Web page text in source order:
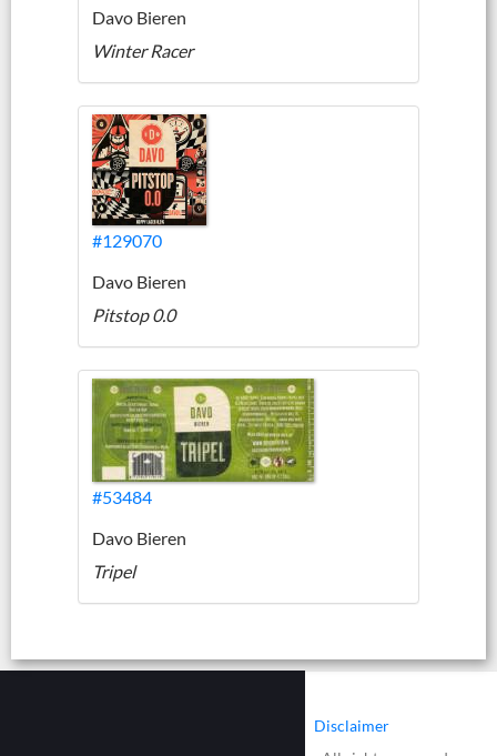
Davo Bieren
Winter Racer
#129070
Davo Bieren
Pitstop 0.0
#53484
Davo Bieren
Tripel
Disclaimer